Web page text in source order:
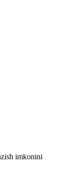
imkonini